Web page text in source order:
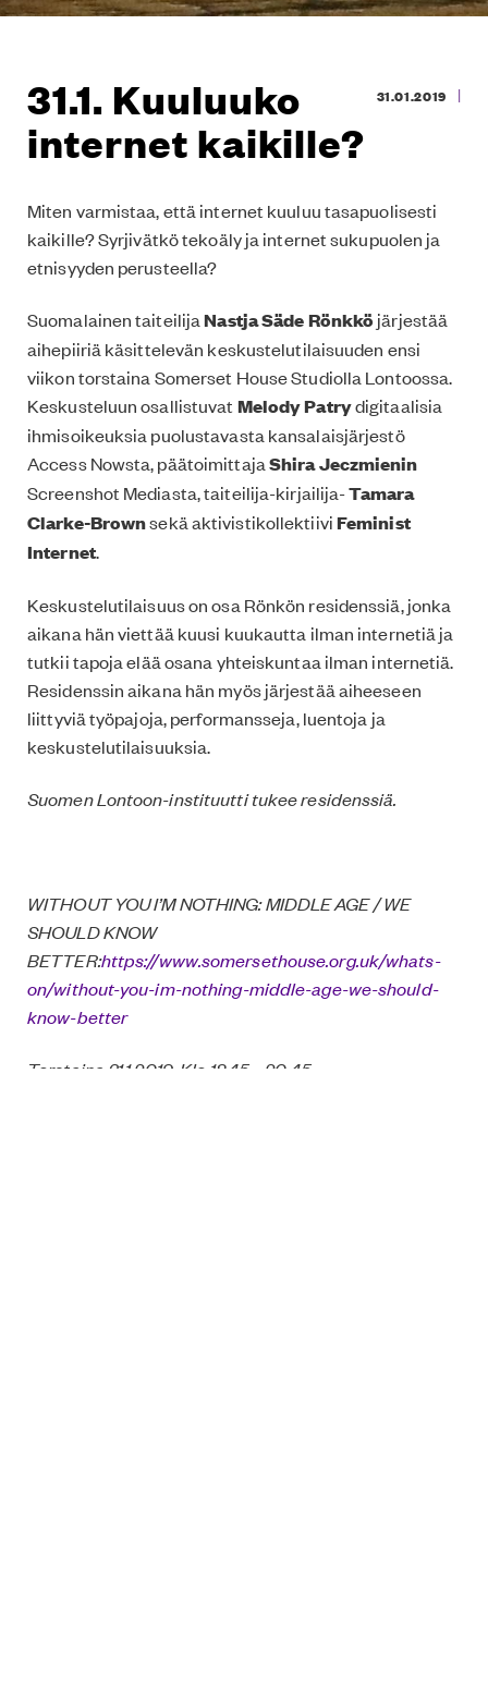
31.1. Kuuluuko
internet kaikille?
31.01.2019 |
Miten varmistaa, että internet kuuluu tasapuolisesti
kaikille? Syrjivätkö tekoäly ja internet sukupuolen ja
etnisyyden perusteella?
Suomalainen taiteilijaNastja Säde Rönkkö järjestää
aihepiiriä käsittelevän keskustelutilaisuuden ensi
viikon torstaina Somerset House Studiolla Lontoossa.
Keskusteluun osallistuvat Melody Patrydigitaalisia
ihmisoikeuksia puolustavasta kansalaisjärjestö
Access Nowsta, päätoimittajaShira Jeczmienin
Screenshot Mediasta, taiteilija-kirjailija-Tamara
Clarke-Brownsekä aktivistikollektiiviFeminist
Internet.
Keskustelutilaisuus on osa Rönkön residenssiä, jonka
aikana hän viettää kuusi kuukautta ilman internetiä ja
tutkii tapoja elää osana yhteiskuntaa ilman internetiä.
Residenssin aikana hän myös järjestää aiheeseen
liittyviä työpajoja, performansseja, luentoja ja
keskustelutilaisuuksia.
Suomen Lontoon-instituutti tukee residenssiä.
WITHOUT YOU I’M NOTHING: MIDDLE AGE / WE
SHOULD KNOW
BETTER:https://www.somersethouse.org.uk/whats-
on/without-you-im-nothing-middle-age-we-should-
know-better
Torstaina 31.1.2019. Klo 18.45 – 20.45